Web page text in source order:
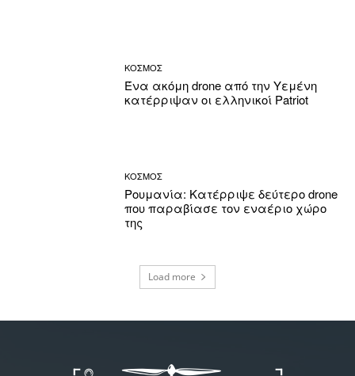
ΚΟΣΜΟΣ
Ένα ακόμη drone από την Υεμένη
κατέρριψαν οι ελληνικοί Patriot
ΚΟΣΜΟΣ
Ρουμανία: Κατέρριψε δεύτερο drone
που παραβίασε τον εναέριο χώρο
της
Load more